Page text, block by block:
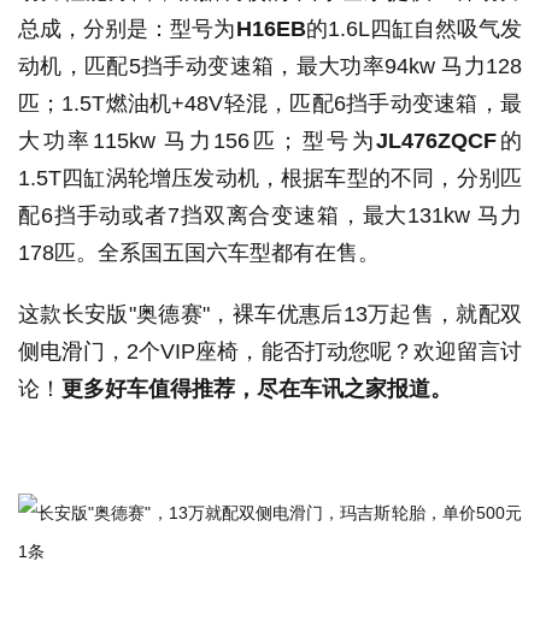
总成，分别是：型号为H16EB的1.6L四缸自然吸气发
动机，匹配5挡手动变速箱，最大功率94kw 马力128
匹；1.5T燃油机+48V轻混，匹配6挡手动变速箱，最
大功率115kw 马力156匹；型号为JL476ZQCF 的
1.5T四缸涡轮增压发动机，根据车型的不同，分别匹
配6挡手动或者7挡双离合变速箱，最大131kw 马力
178匹。全系国五国六车型都有在售。
这款长安版"奥德赛"，裸车优惠后13万起售，就配双
侧电滑门，2个VIP座椅，能否打动您呢？欢迎留言讨
论！ 更多好车值得推荐，尽在车讯之家报道。